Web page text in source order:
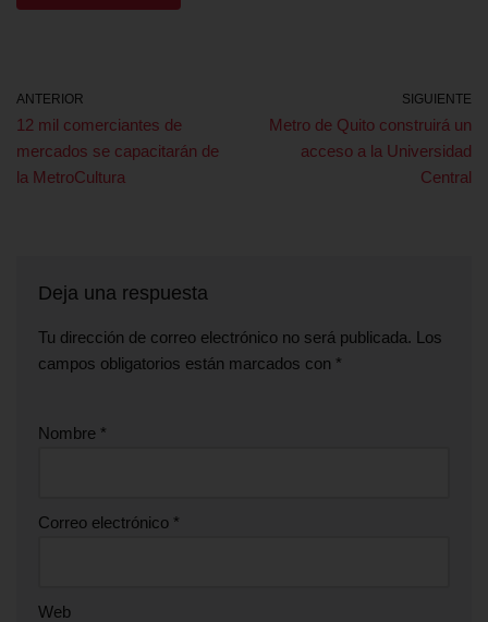
ANTERIOR
12 mil comerciantes de
mercados se capacitarán de
la MetroCultura
SIGUIENTE
Metro de Quito construirá un
acceso a la Universidad
Central
Deja una respuesta
Tu dirección de correo electrónico no será publicada. Los
campos obligatorios están marcados con *
Nombre *
Correo electrónico *
Web